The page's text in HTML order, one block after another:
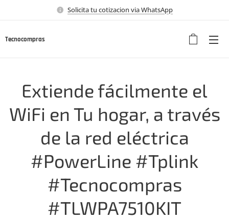
Solicita tu cotizacion via WhatsApp
Tecnocompras
Extiende fácilmente el
WiFi en Tu hogar, a través
de la red eléctrica
#PowerLine #Tplink
#Tecnocompras
#TLWPA7510KIT